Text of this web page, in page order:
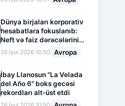
Dünya birjaları korporativ
hesabatlara fokuslanıb:
Neft və faiz dərəcələrinin
təsiri altında cari vəziyyət
26.İyul.2026 10:50 Avropa
İbay Llanosun "La Velada
del Año 6" boks gecəsi
rekordları alt-üst etdi